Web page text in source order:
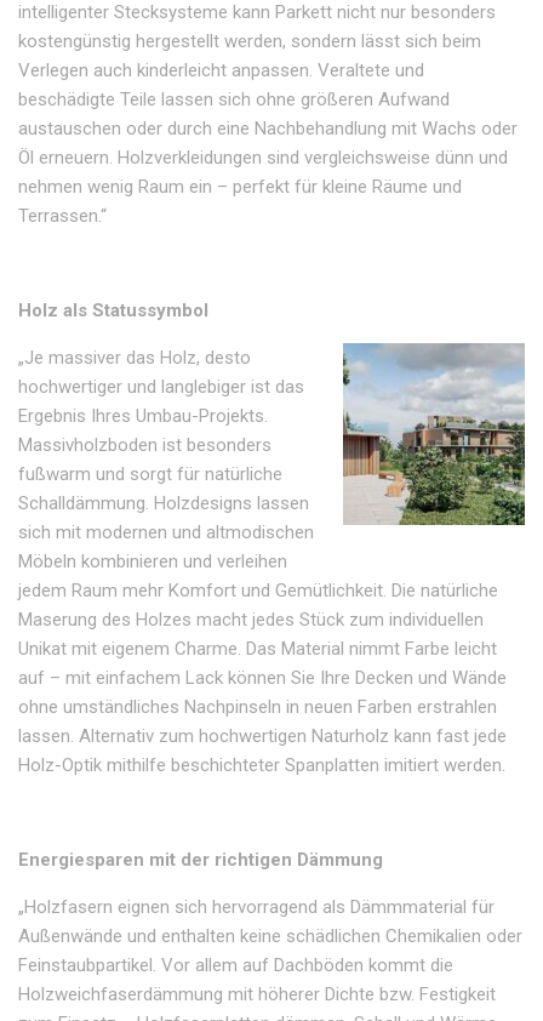
intelligenter Stecksysteme kann Parkett nicht nur besonders
kostengünstig hergestellt werden, sondern lässt sich beim
Verlegen auch kinderleicht anpassen. Veraltete und
beschädigte Teile lassen sich ohne größeren Aufwand
austauschen oder durch eine Nachbehandlung mit Wachs oder
Öl erneuern. Holzverkleidungen sind vergleichsweise dünn und
nehmen wenig Raum ein – perfekt für kleine Räume und
Terrassen.“
Holz als Statussymbol
„Je massiver das Holz, desto
hochwertiger und langlebiger ist das
Ergebnis Ihres Umbau-Projekts.
Massivholzboden ist besonders
fußwarm und sorgt für natürliche
Schalldämmung. Holzdesigns lassen
sich mit modernen und altmodischen
Möbeln kombinieren und verleihen
jedem Raum mehr Komfort und Gemütlichkeit. Die natürliche
Maserung des Holzes macht jedes Stück zum individuellen
Unikat mit eigenem Charme. Das Material nimmt Farbe leicht
auf – mit einfachem Lack können Sie Ihre Decken und Wände
ohne umständliches Nachpinseln in neuen Farben erstrahlen
lassen. Alternativ zum hochwertigen Naturholz kann fast jede
Holz-Optik mithilfe beschichteter Spanplatten imitiert werden.
Energiesparen mit der richtigen Dämmung
„Holzfasern eignen sich hervorragend als Dämmmaterial für
Außenwände und enthalten keine schädlichen Chemikalien oder
Feinstaubpartikel. Vor allem auf Dachböden kommt die
Holzweichfaserdämmung mit höherer Dichte bzw. Festigkeit